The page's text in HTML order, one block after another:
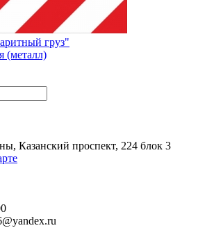
груз"
(металл)
Казанский проспект, 224 блок 3